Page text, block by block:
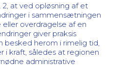
2, at ved opløsning af et
i sammensætningen
overdragelse af en
giver praksis
besked herom i rimelig tid,
kraft, således at regionen
administrative